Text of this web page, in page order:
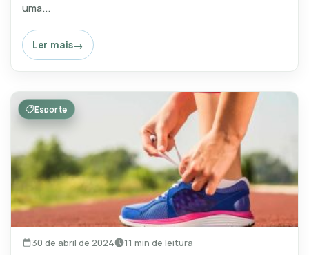
uma...
Ler mais
Esporte
30 de abril de 2024 11 min de leitura